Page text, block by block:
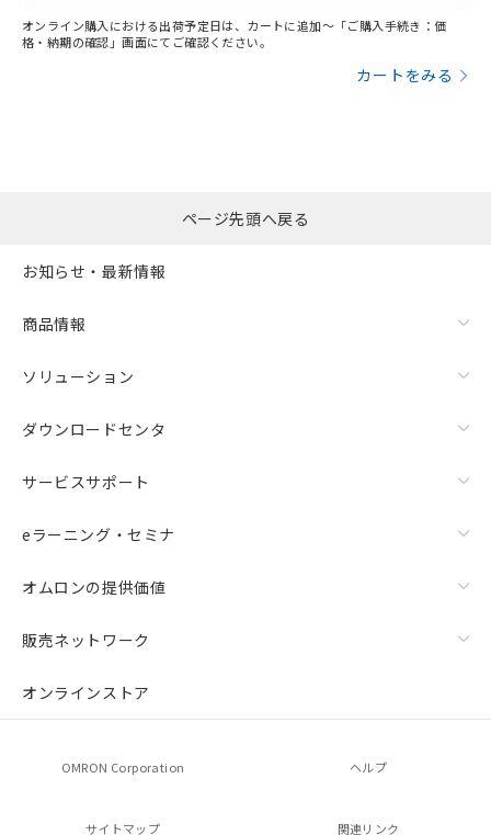
オンライン購入における出荷予定日は、カートに追加～「ご購入手続き：価
格・納期の確認」画面にてご確認ください。
カートをみる
ページ先頭へ戻る
お知らせ・最新情報
商品情報
ソリューション
ダウンロードセンタ
サービスサポート
eラーニング・セミナ
オムロンの提供価値
販売ネットワーク
オンラインストア
OMRON Corporation ヘルプ
サイトマップ 関連リンク